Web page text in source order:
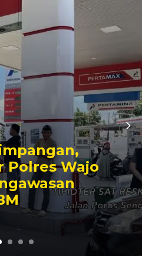
Semangat Merah
Mulai
Makassar
Ke-81 RI